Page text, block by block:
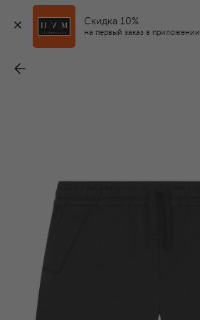
Скидка 10%
на первый заказ в приложении